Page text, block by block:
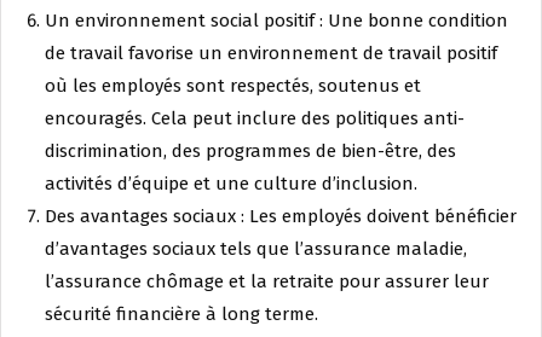
Un environnement social positif : Une bonne condition
de travail favorise un environnement de travail positif
où les employés sont respectés, soutenus et
encouragés. Cela peut inclure des politiques anti-
discrimination, des programmes de bien-être, des
activités d’équipe et une culture d’inclusion.
Des avantages sociaux : Les employés doivent bénéficier
d’avantages sociaux tels que l’assurance maladie,
l’assurance chômage et la retraite pour assurer leur
sécurité financière à long terme.